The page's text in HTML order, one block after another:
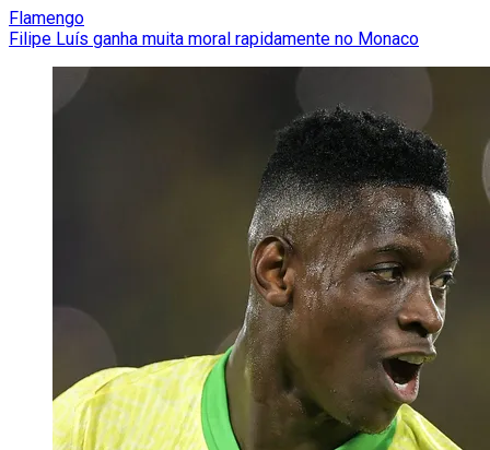
Flamengo
Filipe Luís ganha muita moral rapidamente no Monaco